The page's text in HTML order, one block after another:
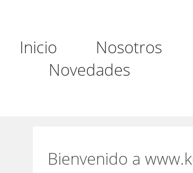
Inicio Nosotros
Novedades
Bienvenido a